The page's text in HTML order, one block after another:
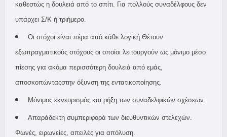
καθεστώς η δουλειά από το σπίτι. Για πολλούς συναδέλφους δεν
υπάρχει Σ/Κ ή τριήμερο.
Οι στόχοι είναι πέρα από κάθε λογική.Θέτουν
εξωπραγματικούς στόχους οι οποίοι λειτουργούν ως μόνιμο μέσο
πίεσης για ακόμα περισσότερη δουλειά από εμάς,
αποσκοπώνταςστην όξυνση της εντατικοποίησης.
Μόνιμος εκνευρισμός και ρήξη των συναδελφικών σχέσεων.
Απαράδεκτη συμπεριφορά των διευθυντικών στελεχών.
Φωνές, ειρωνείες, απειλές για απόλυση.